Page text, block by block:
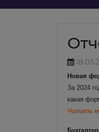
Новая
За 2024
какая
Читать